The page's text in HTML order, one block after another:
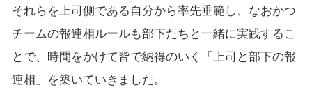
それらを上司側である自分から率先垂範し、なおかつ
チームの報連相ルールも部下たちと一緒に実践するこ
とで、時間をかけて皆で納得のいく「上司と部下の報
連相」を築いていきました。